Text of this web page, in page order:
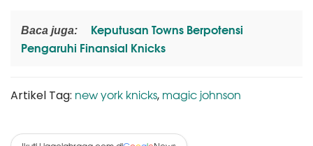
Baca juga:
Keputusan Towns Berpotensi
Pengaruhi Finansial Knicks
Artikel Tag: new york knicks, magic johnson